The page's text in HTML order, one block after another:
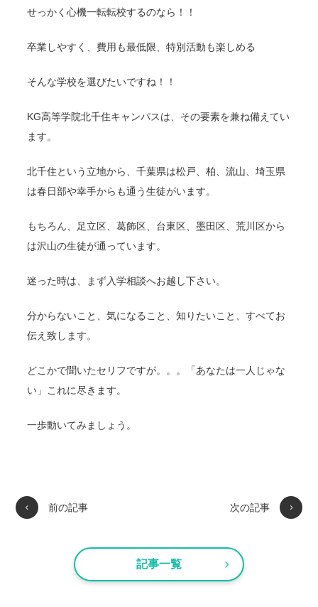
せっかく心機一転転校するのなら！！
卒業しやすく、費用も最低限、特別活動も楽しめる
そんな学校を選びたいですね！！
KG高等学院北千住キャンパスは、その要素を兼ね備えてい
ます。
北千住という立地から、千葉県は松戸、柏、流山、埼玉県
は春日部や幸手からも通う生徒がいます。
もちろん、足立区、葛飾区、台東区、墨田区、荒川区から
は沢山の生徒が通っています。
迷った時は、まず入学相談へお越し下さい。
分からないこと、気になること、知りたいこと、すべてお
伝え致します。
どこかで聞いたセリフですが。。。「あなたは一人じゃな
い」これに尽きます。
一歩動いてみましょう。
前の記事 次の記事
記事一覧